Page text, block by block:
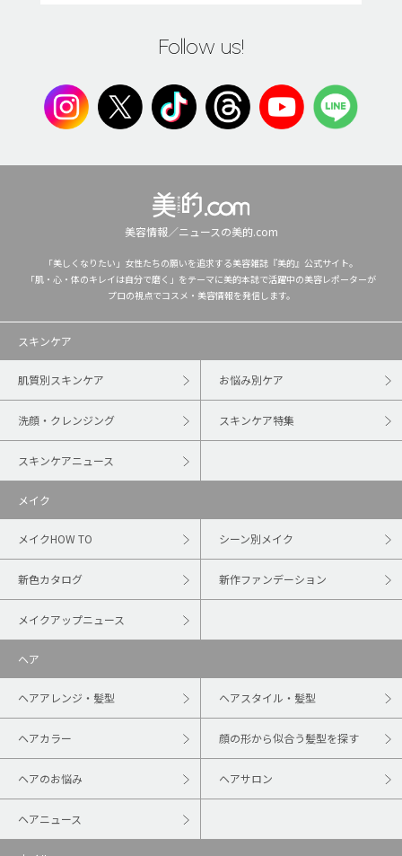
Follow us!
美容情報／ニュースの美的.com
「美しくなりたい」女性たちの願いを追求する美容雑誌『美的』公式サイト。
「肌・心・体のキレイは自分で磨く」をテーマに美的本誌で活躍中の美容レポーターが
プロの視点でコスメ・美容情報を発信します。
スキンケア
肌質別スキンケア お悩み別ケア
洗顔・クレンジング スキンケア特集
スキンケアニュース
メイク
メイクHOW TO シーン別メイク
新色カタログ 新作ファンデーション
メイクアップニュース
ヘア
ヘアアレンジ・髪型 ヘアスタイル・髪型
ヘアカラー 顔の形から似合う髪型を探す
ヘアのお悩み ヘアサロン
ヘアニュース